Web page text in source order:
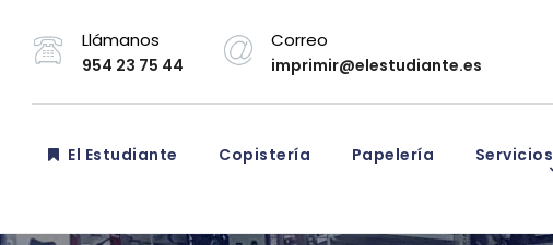
Llámanos
954 23 75 44
Correo
imprimir@elestudiante.es
El Estudiante Copistería Papelería Servicios